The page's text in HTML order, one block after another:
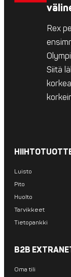
Rex
Siitä
Luisto
Pito
Huolto
Tarvikkeet
Tietopankki
B2B
Oma tili